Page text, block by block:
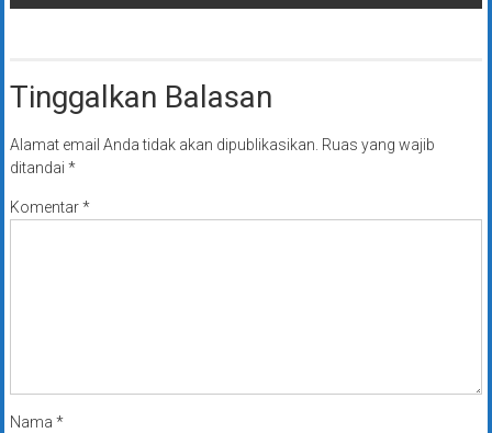
Tinggalkan Balasan
Alamat email Anda tidak akan dipublikasikan. Ruas yang wajib
ditandai *
Komentar*
Nama *